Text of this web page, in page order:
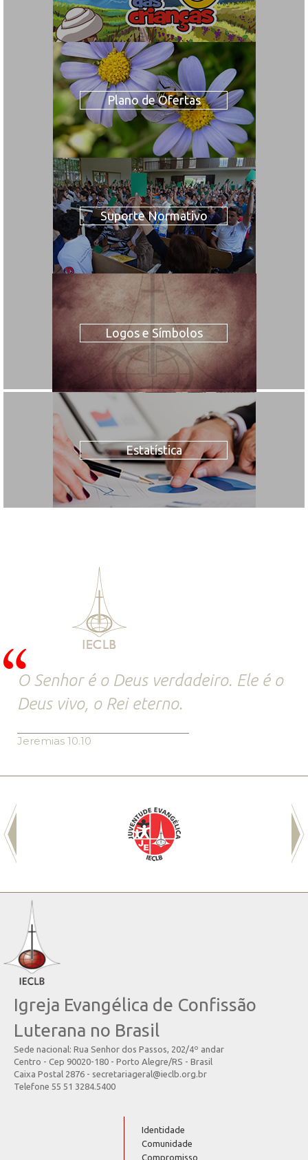
Plano de Ofertas
Suporte Normativo
Logos e Símbolos
Estatística
O Senhor é o Deus verdadeiro. Ele é o
Deus vivo, o Rei eterno.
Jeremias 10.10
Igreja Evangélica de Confissão
Luterana no Brasil
Sede nacional: Rua Senhor dos Passos, 202/4º andar
Centro - Cep 90020-180 - Porto Alegre/RS - Brasil
Caixa Postal 2876 - secretariageral@ieclb.org.br
Telefone 55 51 3284.5400
Identidade
Comunidade
Compromisso